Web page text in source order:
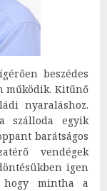
beszédes
működik. Kitűnő
nyaraláshoz.
szálloda egyik
barátságos
vendégek
igen
hogy mintha a